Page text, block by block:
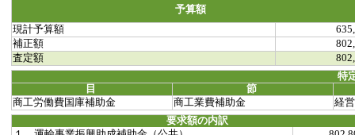
予算額
現計予算額
補正額
査定額
特
目
節
商工労働費国庫補助金
商工業費補助金
経
要求額の内訳